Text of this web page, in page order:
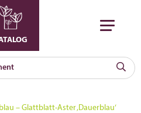
– Glattblatt-Aster ‚Dauerblau‘